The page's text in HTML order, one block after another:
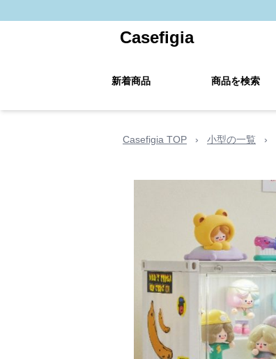
Casefigia
新着商品 商品を検索
Casefigia TOP › 小型の一覧 ›